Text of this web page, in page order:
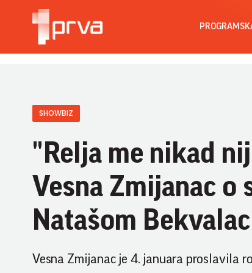
SHOWBIZ
"Relja me nikad
Vesna Zmijanac o
Natašom
Vesna Zmijanac je 4. januara proslavila